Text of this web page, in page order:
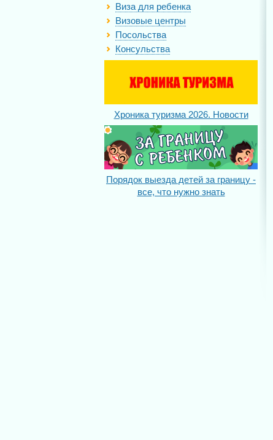
Виза для ребенка
Визовые центры
Посольства
Консульства
Хроника туризма 2026. Новости
Порядок выезда детей за границу -
все, что нужно знать